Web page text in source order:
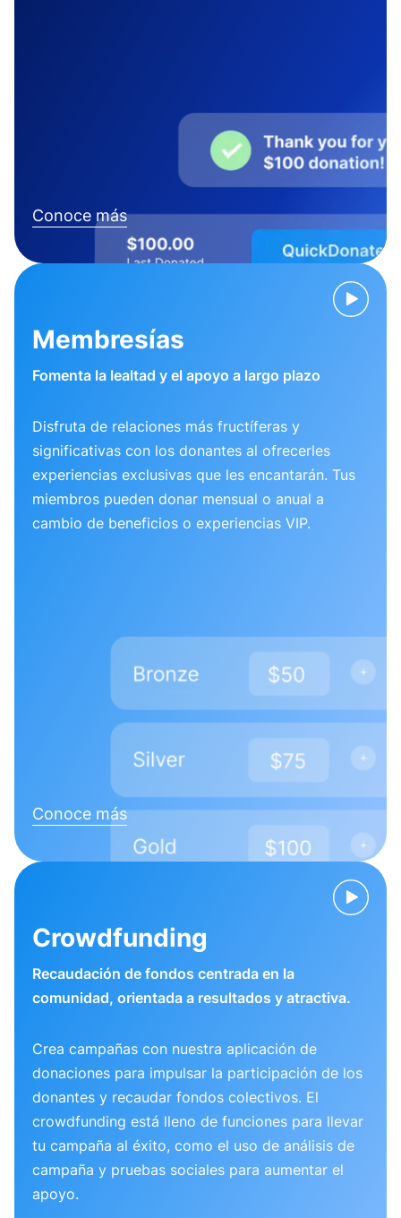
Conoce más
Membresías
Fomenta la lealtad y el apoyo a largo plazo
Disfruta de relaciones más fructíferas y
significativas con los donantes al ofrecerles
experiencias exclusivas que les encantarán. Tus
miembros pueden donar mensual o anual a
cambio de beneficios o experiencias VIP.
Conoce más
Crowdfunding
Recaudación de fondos centrada en la
comunidad, orientada a resultados y atractiva.
Crea campañas con nuestra aplicación de
donaciones para impulsar la participación de los
donantes y recaudar fondos colectivos. El
crowdfunding está lleno de funciones para llevar
tu campaña al éxito, como el uso de análisis de
campaña y pruebas sociales para aumentar el
apoyo.